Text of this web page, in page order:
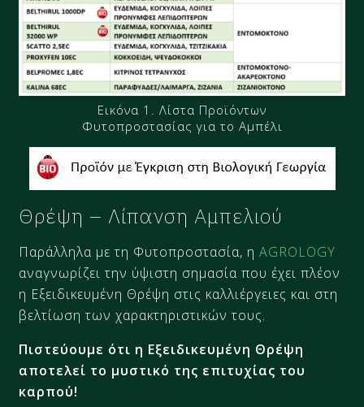
Εικόνα 1. Λίστα Προϊόντων
Φυτοπροστασίας για το Αμπέλι
Θρέψη – Λίπανση Αμπελιού
Παράλληλα με τη Φυτοπροστασία, ηAGROLOGY
αναγνωρίζει την ύψιστη σημασία που έχει πλέον
η Εξειδικευμένη Θρέψη στις καλλιέργειες και στη
βελτίωση των χαρακτηριστικών τους.
Πιστεύουμε ότι η Εξειδικευμένη Θρέψη
αποτελεί το μυστικό της επιτυχίας του
καρπού!